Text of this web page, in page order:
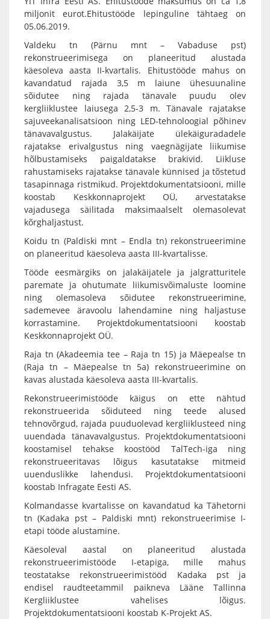
miljonit eurot.Ehitustööde lepinguline tähtaeg on
05.06.2019.
Valdeku tn (Pärnu mnt – Vabaduse pst)
rekonstrueerimisega on planeeritud alustada
käesoleva aasta II-kvartalis. Ehitustööde mahus on
kavandatud rajada 3,5 m laiune ühesuunaline
sõidutee ning rajada tänavale puudu olev
kergliiklustee laiusega 2,5-3 m. Tänavale rajatakse
sajuveekanalisatsioon ning LED-tehnoloogial põhinev
tänavavalgustus. Jalakäijate ülekäiguradadele
rajatakse erivalgustus ning vaegnägijate liikumise
hõlbustamiseks paigaldatakse brakivid. Liikluse
rahustamiseks rajatakse tänavale künnised ja tõstetud
tasapinnaga ristmikud. Projektdokumentatsiooni, mille
koostab Keskkonnaprojekt OÜ, arvestatakse
vajadusega säilitada maksimaalselt olemasolevat
kõrghaljastust.
Koidu tn (Paldiski mnt – Endla tn) rekonstrueerimine
on planeeritud käesoleva aasta III-kvartalisse.
Tööde eesmärgiks on jalakäijatele ja jalgratturitele
paremate ja ohutumate liikumisvõimaluste loomine
ning olemasoleva sõidutee rekonstrueerimine,
sademevee äravoolu lahendamine ning haljastuse
korrastamine. Projektdokumentatsiooni koostab
Keskkonnaprojekt OÜ.
Raja tn (Akadeemia tee – Raja tn 15) ja Mäepealse tn
(Raja tn – Mäepealse tn 5a) rekonstrueerimine on
kavas alustada käesoleva aasta III-kvartalis.
Rekonstrueerimistööde käigus on ette nähtud
rekonstrueerida sõiduteed ning teede alused
tehnovõrgud, rajada puuduolevad kergliiklusteed ning
uuendada tänavavalgustus. Projektdokumentatsiooni
koostamisel tehakse koostööd TalTech-iga ning
rekonstrueeritavas lõigus kasutatakse mitmeid
uuenduslikke lahendusi. Projektdokumentatsiooni
koostab Infragate Eesti AS.
Kolmandasse kvartalisse on kavandatud ka Tähetorni
tn (Kadaka pst – Paldiski mnt) rekonstrueerimise I-
etapi tööde alustamine.
Käesoleval aastal on planeeritud alustada
rekonstrueerimistööde I-etapiga, mille mahus
teostatakse rekonstrueerimistööd Kadaka pst ja
endisel raudteetammil paikneva Lääne Tallinna
Kergliiklustee vahelises lõigus.
Projektdokumentatsiooni koostab K-Projekt AS.